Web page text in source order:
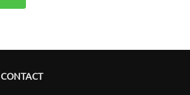
CONTACT